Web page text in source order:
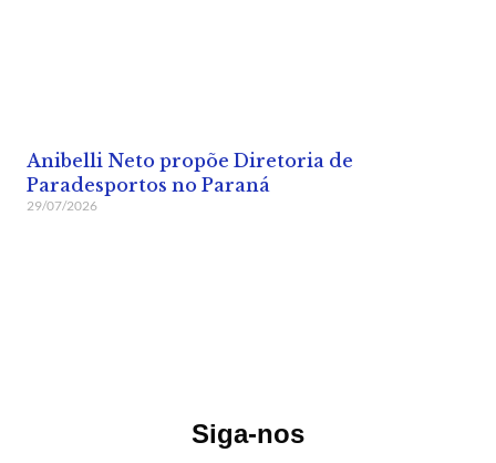
Anibelli Neto propõe Diretoria de
Paradesportos no Paraná
29/07/2026
Siga-nos